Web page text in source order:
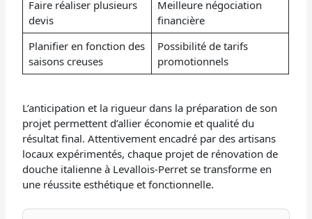
Faire réaliser plusieurs
devis
Meilleure négociation
financière
Planifier en fonction des
saisons creuses
Possibilité de tarifs
promotionnels
L’anticipation et la rigueur dans la préparation de son
projet permettent d’allier économie et qualité du
résultat final. Attentivement encadré par des artisans
locaux expérimentés, chaque projet de rénovation de
douche italienne à Levallois-Perret se transforme en
une réussite esthétique et fonctionnelle.